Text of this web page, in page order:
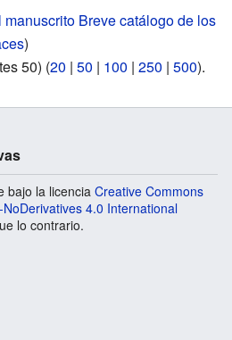
Breve catálogo de los
)
50) (20 | 50 | 100 | 250 | 500).
bajo la licencia Creative Commons
4.0 International
lo contrario.